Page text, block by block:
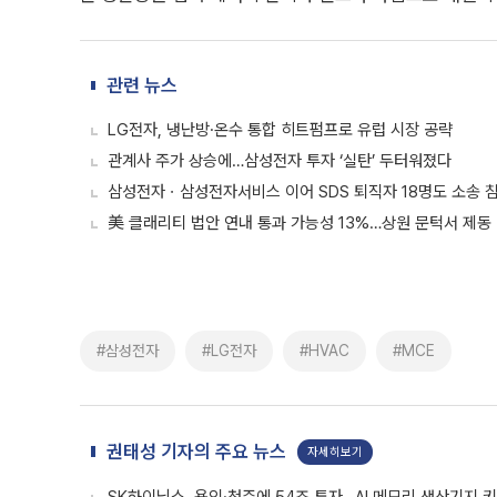
관련 뉴스
LG전자, 냉난방·온수 통합 히트펌프로 유럽 시장 공략
관계사 주가 상승에…삼성전자 투자 ‘실탄’ 두터워졌다
삼성전자ㆍ삼성전자서비스 이어 SDS 퇴직자 18명도 소송
美 클래리티 법안 연내 통과 가능성 13%…상원 문턱서 제동
#삼성전자 #LG전자 #HVAC #MCE
권태성 기자의 주요 뉴스 자세히보기